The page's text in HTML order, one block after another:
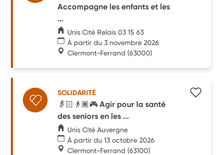
Accompagne les enfants et les
...
Unis Cité Relais 03 15 63
À partir du 3 novembre 2026
Clermont-Ferrand (63000)
SOLIDARITÉ
👵🏻👴🏾🎮 Agir pour la santé
des seniors en les ...
Unis Cité Auvergne
À partir du 13 octobre 2026
Clermont-Ferrand (63100)